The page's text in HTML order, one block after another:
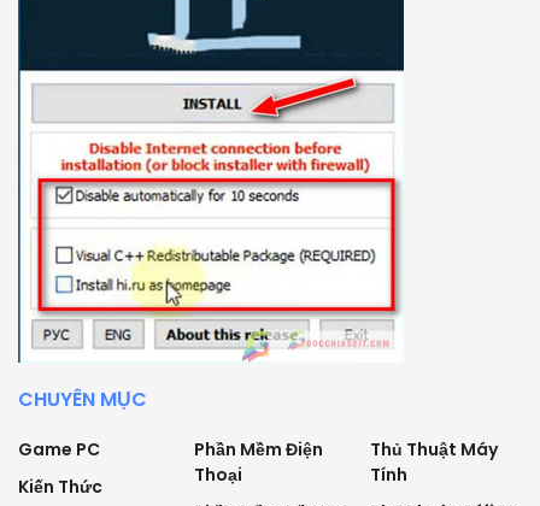
CHUYÊN MỤC
Game PC
Kiến Thức
Phần Mềm Điện
Thoại
Thủ Thuật Máy
Tính